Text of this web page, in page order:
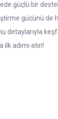
güçlü bir
gücünü de
detaylarıyla
adımı atın!